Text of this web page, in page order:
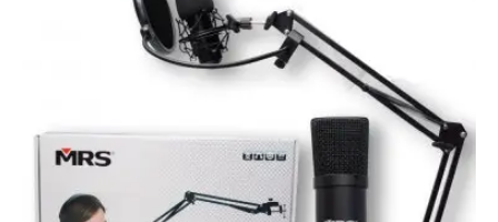
Condensador
Cardioide